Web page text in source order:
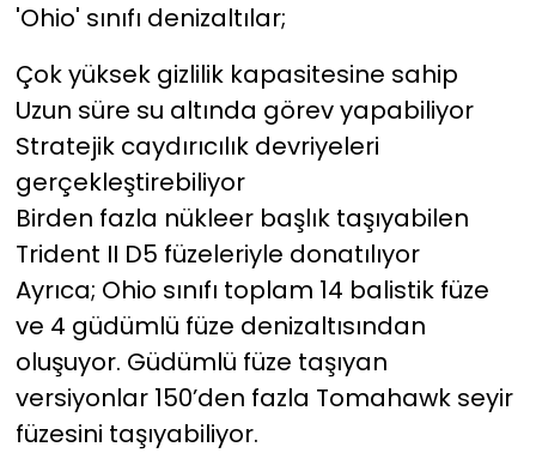
'Ohio' sınıfı denizaltılar;
Çok yüksek gizlilik kapasitesine sahip
Uzun süre su altında görev yapabiliyor
Stratejik caydırıcılık devriyeleri
gerçekleştirebiliyor
Birden fazla nükleer başlık taşıyabilen
Trident II D5 füzeleriyle donatılıyor
Ayrıca; Ohio sınıfı toplam 14 balistik füze
ve 4 güdümlü füze denizaltısından
oluşuyor. Güdümlü füze taşıyan
versiyonlar 150’den fazla Tomahawk seyir
füzesini taşıyabiliyor.